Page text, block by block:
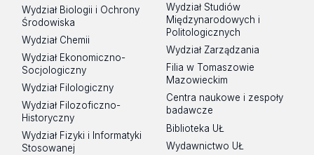
Wydział Biologii i Ochrony
Środowiska
Wydział Chemii
Wydział Ekonomiczno-
Socjologiczny
Wydział Filologiczny
Wydział Filozoficzno-
Historyczny
Wydział Fizyki i Informatyki
Stosowanej
Wydział Studiów
Międzynarodowych i
Politologicznych
Wydział Zarządzania
Filia w Tomaszowie
Mazowieckim
Centra naukowe i zespoły
badawcze
Biblioteka UŁ
Wydawnictwo UŁ